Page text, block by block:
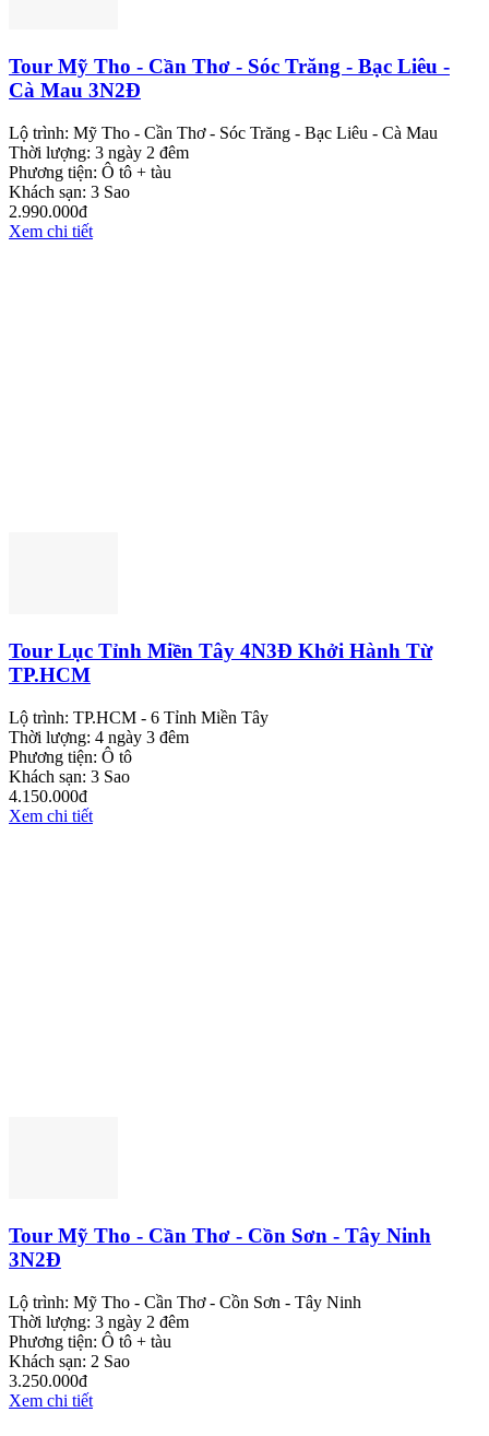
Tour Mỹ Tho - Cần Thơ - Sóc Trăng - Bạc Liêu -
Cà Mau 3N2Đ
Lộ trình: Mỹ Tho - Cần Thơ - Sóc Trăng - Bạc Liêu - Cà Mau
Thời lượng: 3 ngày 2 đêm
Phương tiện: Ô tô + tàu
Khách sạn: 3 Sao
2.990.000đ
Xem chi tiết
Tour Lục Tỉnh Miền Tây 4N3Đ Khởi Hành Từ
TP.HCM
Lộ trình: TP.HCM - 6 Tỉnh Miền Tây
Thời lượng: 4 ngày 3 đêm
Phương tiện: Ô tô
Khách sạn: 3 Sao
4.150.000đ
Xem chi tiết
Tour Mỹ Tho - Cần Thơ - Cồn Sơn - Tây Ninh
3N2Đ
Lộ trình: Mỹ Tho - Cần Thơ - Cồn Sơn - Tây Ninh
Thời lượng: 3 ngày 2 đêm
Phương tiện: Ô tô + tàu
Khách sạn: 2 Sao
3.250.000đ
Xem chi tiết